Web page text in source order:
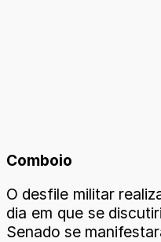
Comboio
O desfile militar
dia em que se
Senado se